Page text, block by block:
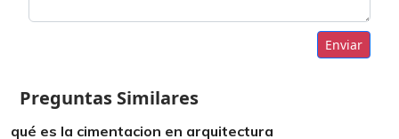
Enviar
Preguntas Similares
qué es la cimentacion en arquitectura